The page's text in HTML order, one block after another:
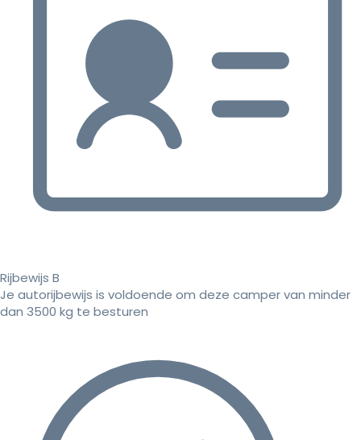
Rijbewijs B
Je autorijbewijs is voldoende om deze camper van minder
dan 3500 kg te besturen